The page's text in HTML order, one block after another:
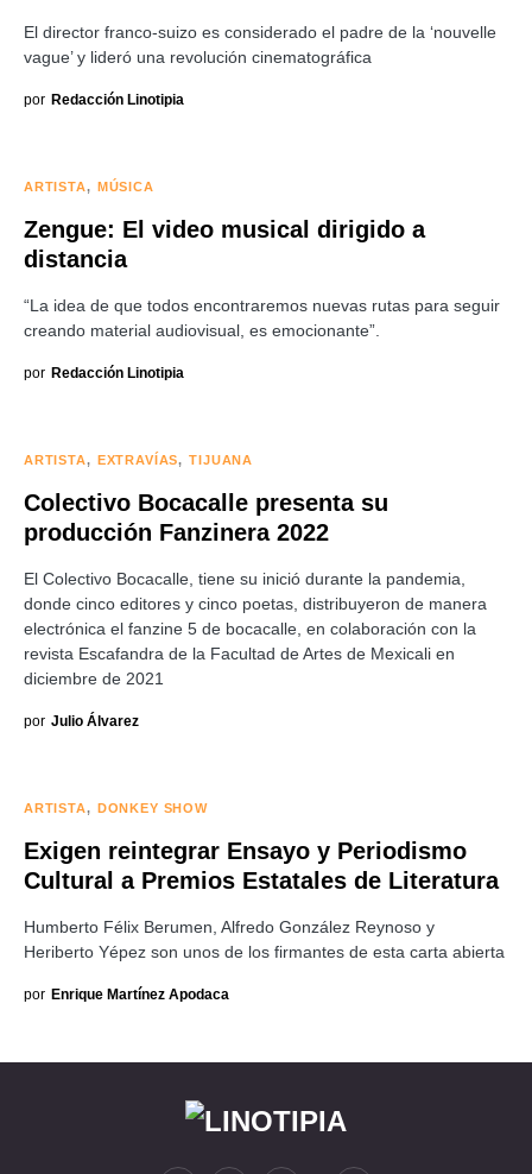
El director franco-suizo es considerado el padre de la ‘nouvelle
vague’ y lideró una revolución cinematográfica
por Redacción Linotipia
ARTISTA MÚSICA
Zengue: El video musical dirigido a
distancia
“La idea de que todos encontraremos nuevas rutas para seguir
creando material audiovisual, es emocionante”.
por Redacción Linotipia
ARTISTA EXTRAVÍAS TIJUANA
Colectivo Bocacalle presenta su
producción Fanzinera 2022
El Colectivo Bocacalle, tiene su inició durante la pandemia,
donde cinco editores y cinco poetas, distribuyeron de manera
electrónica el fanzine 5 de bocacalle, en colaboración con la
revista Escafandra de la Facultad de Artes de Mexicali en
diciembre de 2021
por Julio Álvarez
ARTISTA DONKEY SHOW
Exigen reintegrar Ensayo y Periodismo
Cultural a Premios Estatales de Literatura
Humberto Félix Berumen, Alfredo González Reynoso y
Heriberto Yépez son unos de los firmantes de esta carta abierta
por Enrique Martínez Apodaca